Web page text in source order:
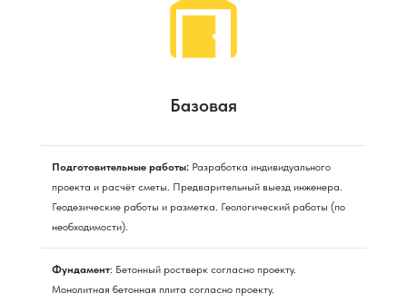
Базовая
Подготовительные работы: Разработка индивидуального
проекта и расчёт сметы. Предварительный выезд инженера.
Геодезические работы и разметка. Геологический работы (по
необходимости).
Фундамент: Бетонный ростверк согласно проекту.
Монолитная бетонная плита согласно проекту.